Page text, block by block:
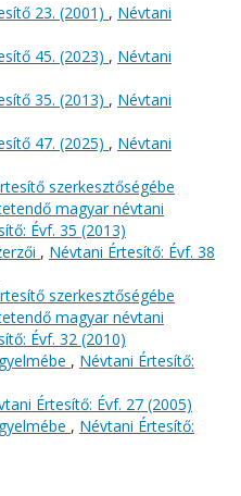
23. (2001) , Névtani
45. (2023) , Névtani
35. (2013) , Névtani
47. (2025) , Névtani
szerkesztőségébe
magyar névtani
Évf. 35 (2013)
, Névtani Értesítő: Évf. 38
szerkesztőségébe
magyar névtani
Évf. 32 (2010)
, Névtani Értesítő:
Értesítő: Évf. 27 (2005)
, Névtani Értesítő: